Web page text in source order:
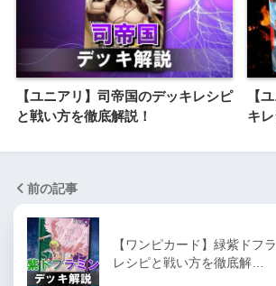
【ユニアリ】司帝国のデッキレシピ
と戦い方を徹底解説！
【
キ
前の記事
【ワンピカード】緑紫ドフ
レシピと戦い方を徹底解…